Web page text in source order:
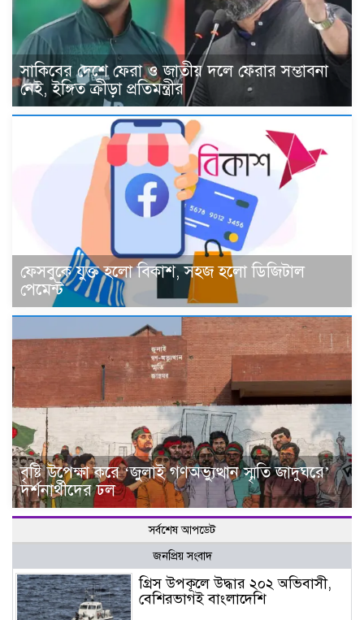
সাকিবের দেশে ফেরা ও জাতীয় দলে ফেরার সম্ভাবনা
নেই, ইঙ্গিত ক্রীড়া প্রতিমন্ত্রীর
ফেসবুকে যুক্ত হলো বিকাশ, সহজ হলো ডিজিটাল
পেমেন্ট
বৃষ্টি উপেক্ষা করে ‘জুলাই গণঅভ্যুত্থান স্মৃতি জাদুঘরে’
দর্শনার্থীদের ঢল
সর্বশেষ আপডেট
জনপ্রিয় সংবাদ
গ্রিস উপকূলে উদ্ধার ২০২ অভিবাসী,
বেশিরভাগই বাংলাদেশি